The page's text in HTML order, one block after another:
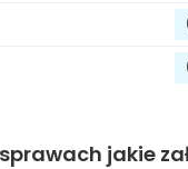
jakie